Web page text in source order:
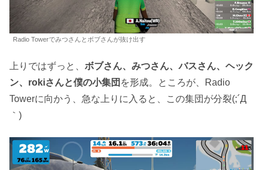
Radio Towerでみつさんとボブさんが抜け出す
上りではずっと、 ボブさん、みつさん、バスさん、ヘック
ン、rokiさんと僕の小集団 を形成。ところが、Radio
Towerに向かう、急な上りに入ると、この集団が分裂(;´Д
｀)